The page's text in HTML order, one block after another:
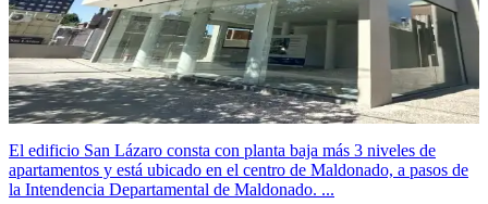
El edificio San Lázaro consta con planta baja más 3 niveles de
apartamentos y está ubicado en el centro de Maldonado, a pasos de
la Intendencia Departamental de Maldonado. ...